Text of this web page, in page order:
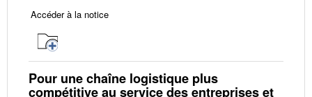
Accéder à la notice
Pour une chaîne logistique plus
compétitive au service des entreprises et